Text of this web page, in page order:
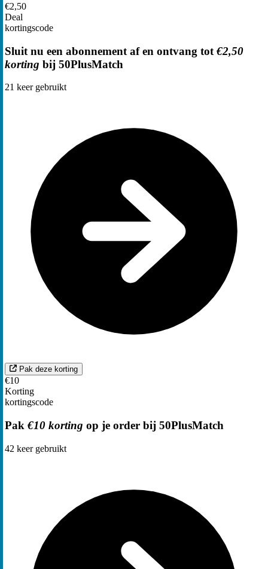
€2,50
Deal
kortingscode
Sluit nu een abonnement af en ontvang tot €2,50
korting bij 50PlusMatch
21 keer gebruikt
Pak deze korting
€10
Korting
kortingscode
Pak €10 korting op je order bij 50PlusMatch
42 keer gebruikt